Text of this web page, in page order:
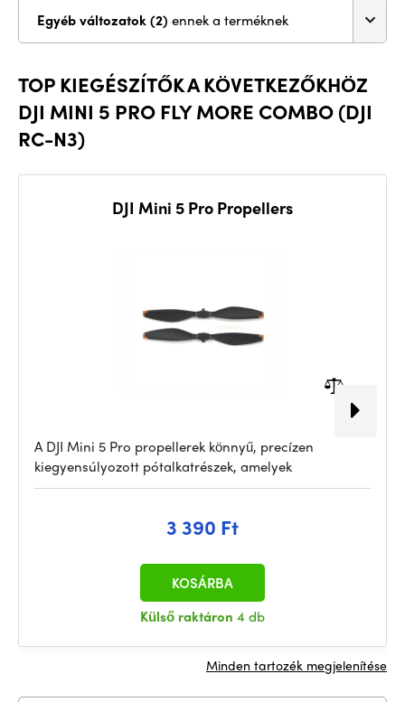
Egyéb változatok (2) ennek a terméknek
TOP KIEGÉSZÍTŐK A KÖVETKEZŐKHÖZ
DJI MINI 5 PRO FLY MORE COMBO (DJI
RC-N3)
DJI Mini 5 Pro Propellers
A DJI Mini 5 Pro propellerek könnyű, precízen
kiegyensúlyozott pótalkatrészek, amelyek
3 390 Ft
Külső raktáron 4 db
KOSÁRBA
Minden tartozék megjelenítése